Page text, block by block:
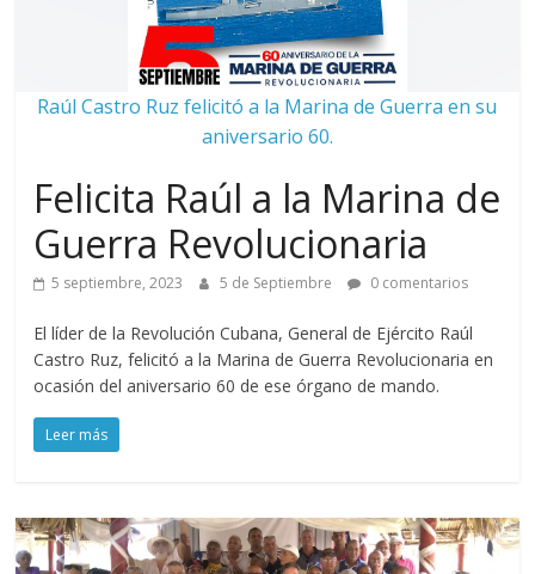
Raúl Castro Ruz felicitó a la Marina de Guerra en su
aniversario 60.
Felicita Raúl a la Marina de
Guerra Revolucionaria
5 septiembre, 2023 5 de Septiembre 0 comentarios
El líder de la Revolución Cubana, General de Ejército Raúl
Castro Ruz, felicitó a la Marina de Guerra Revolucionaria en
ocasión del aniversario 60 de ese órgano de mando.
Leer más